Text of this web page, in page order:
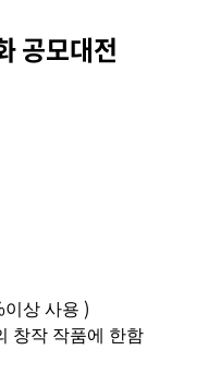
공모대전
이상 사용 )
창작 작품에 한함